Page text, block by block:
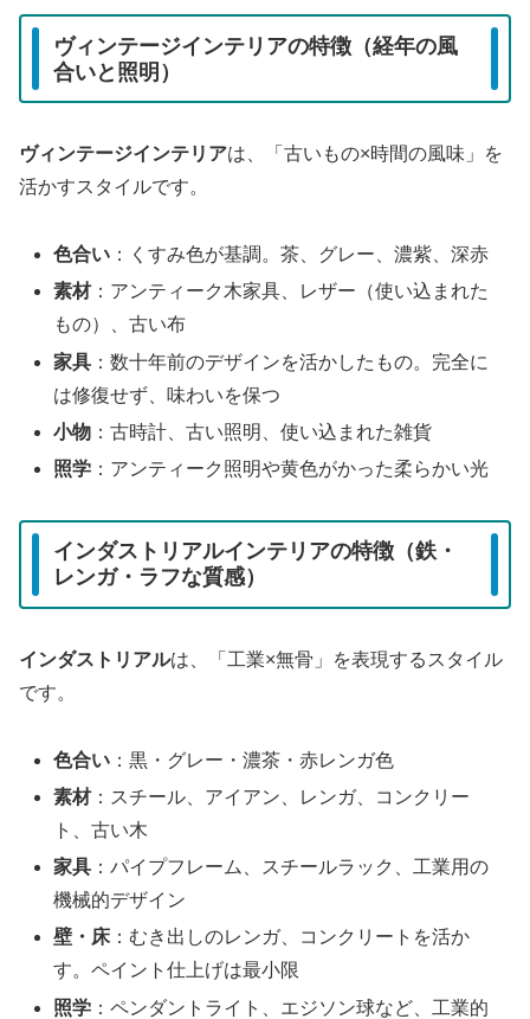
ヴィンテージインテリアの特徴（経年の風
合いと照明）
ヴィンテージインテリアは、「古いもの×時間の風味」を
活かすスタイルです。
色合い ：くすみ色が基調。茶、グレー、濃紫、深赤
素材：アンティーク木家具、レザー（使い込まれた
もの）、古い布
家具 ：数十年前のデザインを活かしたもの。完全に
は修復せず、味わいを保つ
小物 ：古時計、古い照明、使い込まれた雑貨
照学 ：アンティーク照明や黄色がかった柔らかい光
インダストリアルインテリアの特徴（鉄・
レンガ・ラフな質感）
インダストリアルは、「工業×無骨」を表現するスタイル
です。
色合い ：黒・グレー・濃茶・赤レンガ色
素材：スチール、アイアン、レンガ、コンクリー
ト、古い木
家具 ：パイプフレーム、スチールラック、工業用の
機械的デザイン
壁・床：むき出しのレンガ、コンクリートを活か
す。ペイント仕上げは最小限
照学 ：ペンダントライト、エジソン球など、工業的